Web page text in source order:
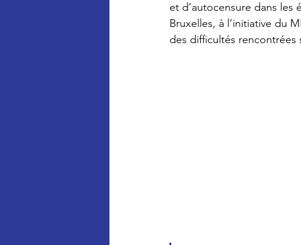
et d’autocensure dans les
Bruxelles, à l’initiative du
des difficultés rencontrées